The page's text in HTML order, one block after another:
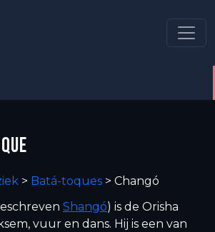
> Batá-toques > Changó
Shangó) is de Orisha
vuur en dans. Hij is een van